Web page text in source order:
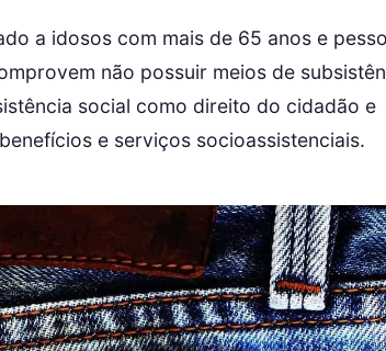
a idosos com mais de 65 anos e
não possuir meios de
social como direito do cidadão e
e serviços socioassistenciais.